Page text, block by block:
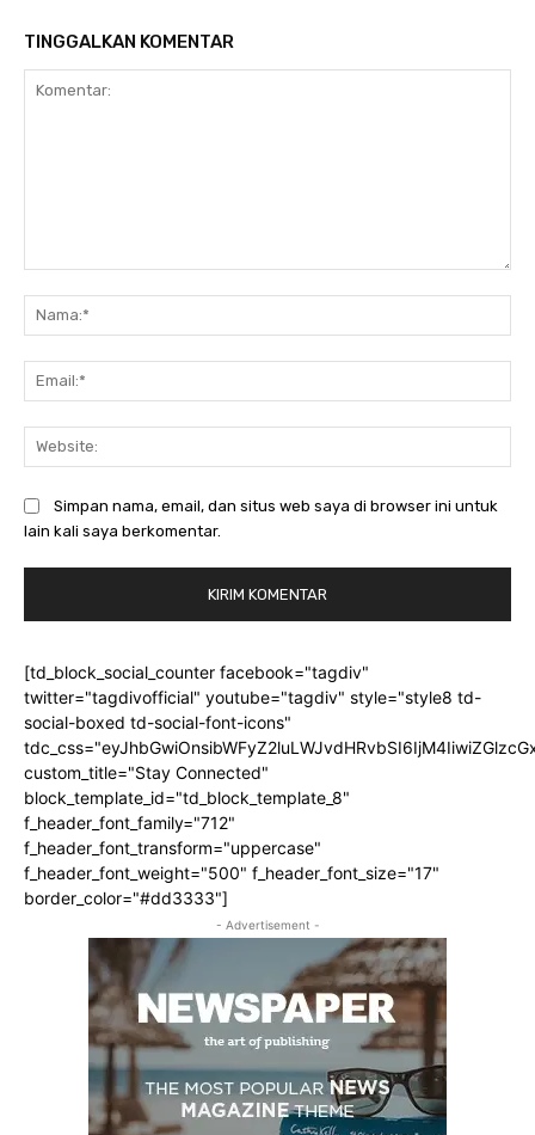
TINGGALKAN KOMENTAR
Simpan nama, email, dan situs web saya di browser ini untuk
lain kali saya berkomentar.
[td_block_social_counter facebook="tagdiv"
twitter="tagdivofficial" youtube="tagdiv" style="style8 td-
social-boxed td-social-font-icons"
custom_title="Stay Connected"
block_template_id="td_block_template_8"
f_header_font_family="712"
f_header_font_transform="uppercase"
f_header_font_weight="500" f_header_font_size="17"
border_color="#dd3333"]
- Advertisement -